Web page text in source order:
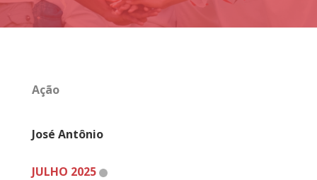
Ação
José Antônio
JULHO 2025